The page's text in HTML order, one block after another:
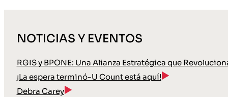
NOTICIAS Y EVENTOS
RGIS y BPONE: Una Alianza Estratégica que
¡La espera terminó-U Count está aquí!
Debra Carey